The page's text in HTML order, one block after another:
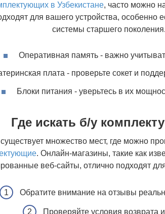
в Узбекистане, часто можно
для вашего устройства, особенно
системы старшего поколения.
Оперативная память - важно
плата - проверьте сокет и
Блоки питания - уверьтесь в их
Где искать б/у
множество мест, где можно
. Онлайн-магазины, такие как
веб-сайты, отлично подходят
Обратите внимание на отзывы
Проверяйте условия возврата